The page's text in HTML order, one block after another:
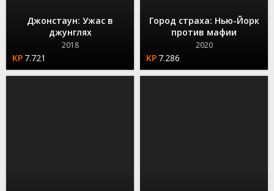
Джонстаун: Ужас в
джунглях
2018
7.721
Город страха: Нью-Йорк
против мафии
2020
7.286